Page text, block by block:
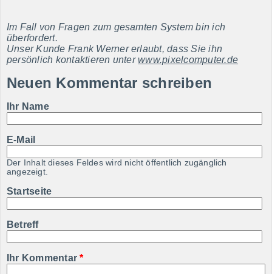
Im Fall von Fragen zum gesamten System bin ich
überfordert.
Unser Kunde Frank Werner erlaubt, dass Sie ihn
persönlich kontaktieren unterwww.pixelcomputer.de
Neuen Kommentar schreiben
Ihr Name
E-Mail
Der Inhalt dieses Feldes wird nicht öffentlich zugänglich
angezeigt.
Startseite
Betreff
Ihr Kommentar*